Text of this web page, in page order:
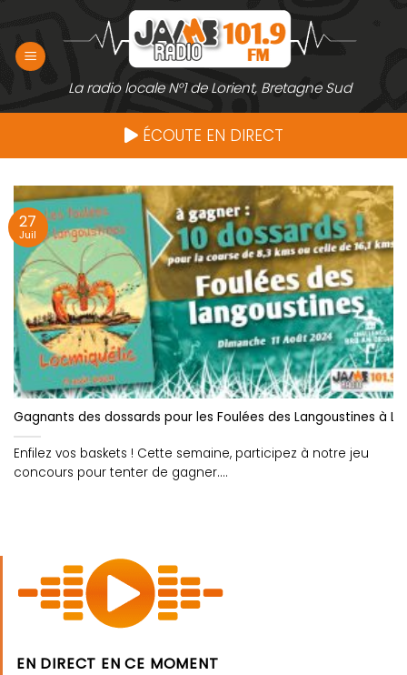
contenu
La radio locale N°1 de Lorient, Bretagne Sud
ÉCOUTE EN DIRECT
Gagnants des dossards pour les Foulées des Langoustines à
Enfilez vos baskets ! Cette semaine, participez à notre jeu
concours pour tenter de gagner....
27
Juil
EN DIRECT EN CE MOMENT